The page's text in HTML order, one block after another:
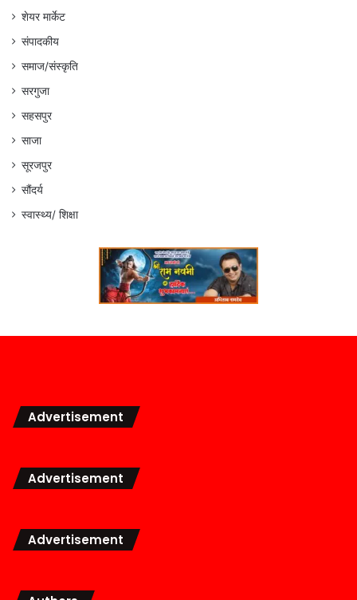
शेयर मार्केट
संपादकीय
समाज/संस्कृति
सरगुजा
सहसपुर
साजा
सूरजपुर
सौंदर्य
स्वास्थ्य/ शिक्षा
Advertisement
Advertisement
Advertisement